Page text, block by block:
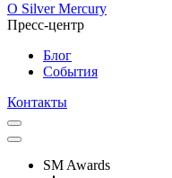
О Silver Mercury
Пресс-центр
Блог
События
Контакты
SM Awards